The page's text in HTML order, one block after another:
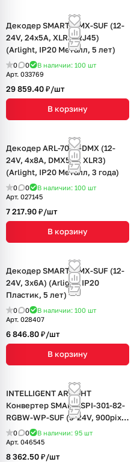
Декодер SMART-DMX-SUF (12-
24V, 24x5A, XLR3, RJ45)
(Arlight, IP20 Металл, 5 лет)
0 0 В наличии: 100 шт
Арт. 033769
29 859.40 ₽/шт
В корзину
Декодер ARL-7022-DMX (12-
24V, 4x8A, DMX512, XLR3)
(Arlight, IP20 Металл, 3 года)
0 0 В наличии: 100 шт
Арт. 027145
7 217.90 ₽/шт
В корзину
Декодер SMART-DMX-SUF (12-
24V, 3x6A) (Arlight, IP20
Пластик, 5 лет)
0 0 В наличии: 100 шт
Арт. 028407
6 846.80 ₽/шт
В корзину
INTELLIGENT ARLIGHT
Конвертер SMART-SPI-301-82-
RGBW-WP-SUF (5-24V, 900pix,
DMX512, 2.4G) (IARL, IP65
Пластик, 5 лет)
0 0 В наличии: 95 шт
Арт. 046545
8 362.50 ₽/шт